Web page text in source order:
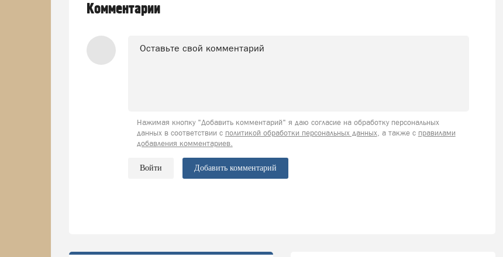
Комментарии
Нажимая кнопку "Добавить комментарий" я даю согласие на обработку персональных
данных в соответствии с политикой обработки персональных данных, а также с правилами
добавления комментариев.
Войти Добавить комментарий